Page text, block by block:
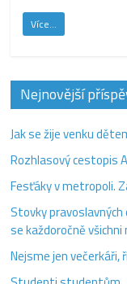
Více...
Nejnovější
Jak se žije venku
Rozhlasový cestopis
Fesťáky v metropoli.
Stovky pravoslavných
se každoročně všichni
Nejsme jen večerkáři,